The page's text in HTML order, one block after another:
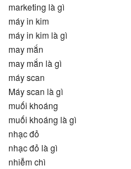
marketing là gì
máy in kim
máy in kim là gì
may mắn
may mắn là gì
máy scan
Máy scan là gì
muối khoáng
muối khoáng là gì
nhạc đỏ
nhạc đỏ là gì
nhiễm chì